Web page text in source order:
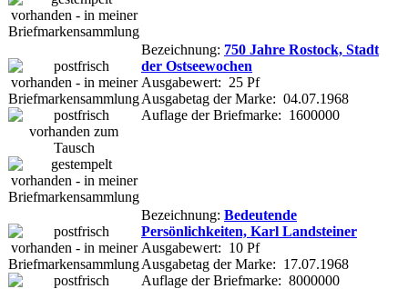
Bezeichnung: 750 Jahre Rostock, Stadt
der Ostseewochen
Ausgabewert: 25 Pf
Ausgabetag der Marke: 04.07.1968
Auflage der Briefmarke: 1600000
Bezeichnung: Bedeutende
Persönlichkeiten, Karl Landsteiner
Ausgabewert: 10 Pf
Ausgabetag der Marke: 17.07.1968
Auflage der Briefmarke: 8000000